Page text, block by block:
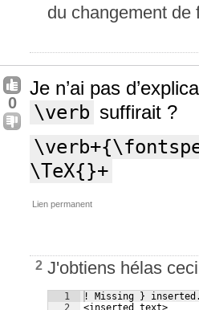
du changement de
0
Je n’ai pas
\verb suffirait ?
\TeX{}+
Lien permanent
2 J'obtiens hélas
1
2
! Missing } inserted.
<inserted text>